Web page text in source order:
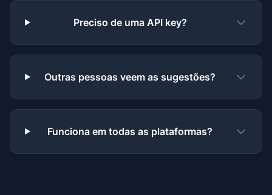
Preciso de uma API key?
Outras pessoas veem as sugestões?
Funciona em todas as plataformas?